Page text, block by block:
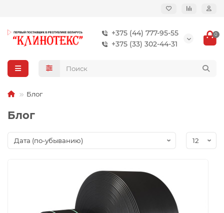
+375 (44) 777-95-55
+375 (33) 302-44-31
0
Блог
Блог